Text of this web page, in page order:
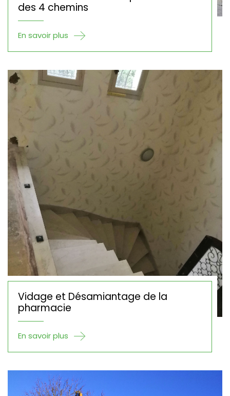
des 4 chemins
En savoir plus
Vidage et Désamiantage de la
pharmacie
En savoir plus